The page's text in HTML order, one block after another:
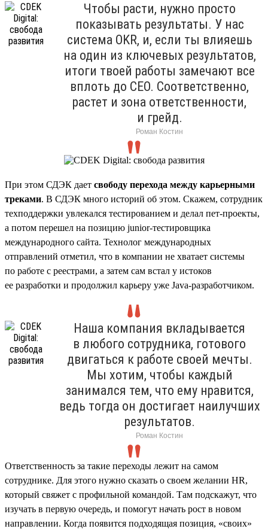
Чтобы расти, нужно просто
показывать результаты. У нас
система OKR, и, если ты влияешь
на один из ключевых результатов,
итоги твоей работы замечают все
вплоть до CEO. Соответственно,
растет и зона ответственности,
и грейд.
Роман Костин
При этом СДЭК дает свободу перехода между карьерными
треками. В СДЭК много историй об этом. Скажем, сотрудник
техподдержки увлекался тестированием и делал пет-проекты,
а потом перешел на позицию junior-тестировщика
международного сайта. Технолог международных
отправлений отметил, что в компании не хватает системы
по работе с реестрами, а затем сам встал у истоков
ее разработки и продолжил карьеру уже Java-разработчиком.
Наша компания вкладывается
в любого сотрудника, готового
двигаться к работе своей мечты.
Мы хотим, чтобы каждый
занимался тем, что ему нравится,
ведь тогда он достигает наилучших
результатов.
Роман Костин
Ответственность за такие переходы лежит на самом
сотруднике. Для этого нужно сказать о своем желании HR,
который свяжет с профильной командой. Там подскажут, что
изучать в первую очередь, и помогут начать рост в новом
направлении. Когда появится подходящая позиция, «своих»